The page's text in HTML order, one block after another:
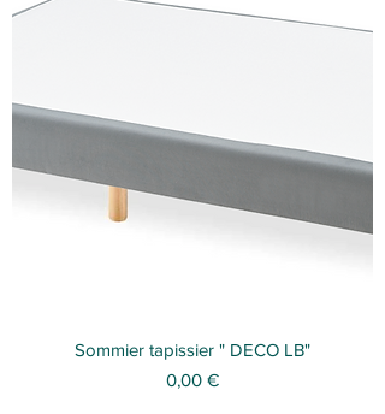
Sommier tapissier " DECO LB"
Prix
0,00 €